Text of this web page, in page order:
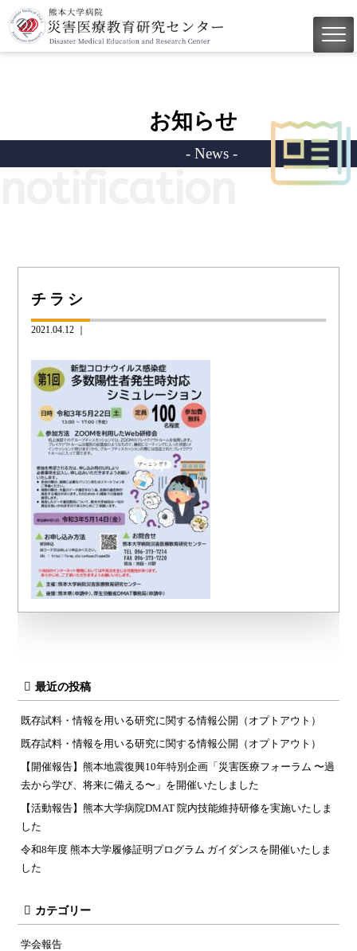
お知らせ
- News -
チラシ
2021.04.12 ｜
最近の投稿
既存試料・情報を用いる研究に関する情報公開（オプトアウト）
既存試料・情報を用いる研究に関する情報公開（オプトアウト）
【開催報告】熊本地震復興10年特別企画「災害医療フォーラム 〜過
去から学び、将来に備える〜」を開催いたしました
【活動報告】熊本大学病院DMAT 院内技能維持研修を実施いたしま
した
令和8年度 熊本大学履修証明プログラム ガイダンスを開催いたしま
した
カテゴリー
学会報告